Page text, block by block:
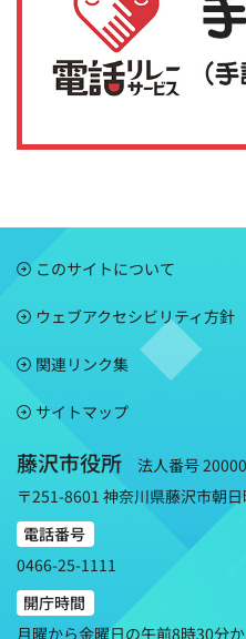
このサイトについて
ウェブアクセシビリティ方針
関連リンク集
サイトマップ
藤沢市役所
法人番号
〒251-8601 神奈川県藤沢市朝
電話番号
0466-25-1111
開庁時間
月曜から金曜日の午前8時30分